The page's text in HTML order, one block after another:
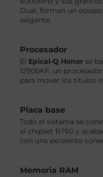
Dual, forman un
exigente.
Procesador
El Epical-Q Honor se
12900KF, un
para mover los títulos
Placa base
Todo el sistema se
el chipset B760 y
con una excelente
Memoria RAM